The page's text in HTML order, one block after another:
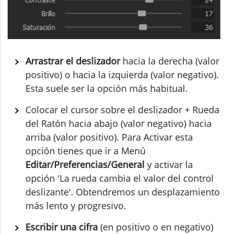
Arrastrar el deslizadorhacia la derecha (valor
positivo) o hacia la izquierda (valor negativo).
Esta suele ser la opción más habitual.
Colocar el cursor sobre el deslizador + Rueda
del Ratón hacia abajo (valor negativo) hacia
arriba (valor positivo). Para Activar esta
opción tienes que ir a Menú
Editar/Preferencias/General y activar la
opción 'La rueda cambia el valor del control
deslizante'. Obtendremos un desplazamiento
más lento y progresivo.
Escribir una cifra (en positivo o en negativo)